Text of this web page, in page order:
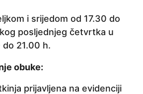
i srijedom od 17.30 do
posljednjeg četvrtka u
do 21.00 h.
obuke:
prijavljena na evidenciji